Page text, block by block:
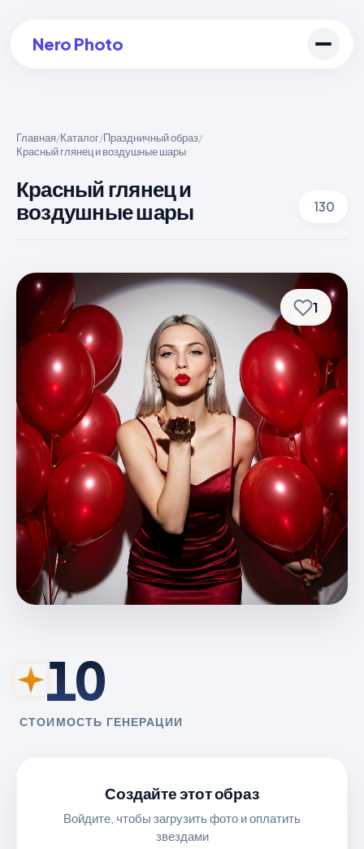
Nero Photo
Войти в аккаунт
Создать арт
Главная/Каталог/Праздничный образ/
Красный глянец и воздушные шары
Красный глянец и
воздушные шары
130
1
10
СТОИМОСТЬ ГЕНЕРАЦИИ
Создайте этот образ
Войдите, чтобы загрузить фото и оплатить
звездами